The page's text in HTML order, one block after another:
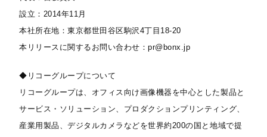
設立：2014年11月
本社所在地：東京都世田谷区駒沢4丁目18-20
本リリースに関するお問い合わせ：pr@bonx.jp
◆リコーグループについて
リコーグループは、オフィス向け画像機器を中心とした製品と
サービス・ソリューション、プロダクションプリンティング、
産業用製品、デジタルカメラなどを世界約200の国と地域で提